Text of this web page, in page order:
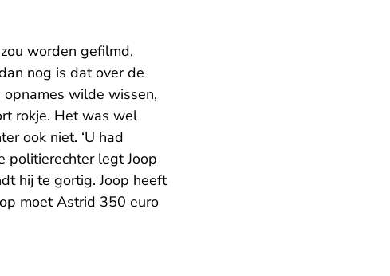
worden gefilmd,
nog is dat over de
opnames wilde wissen,
rokje. Het was wel
ook niet. ‘U had
politierechter legt Joop
hij te gortig. Joop heeft
moet Astrid 350 euro